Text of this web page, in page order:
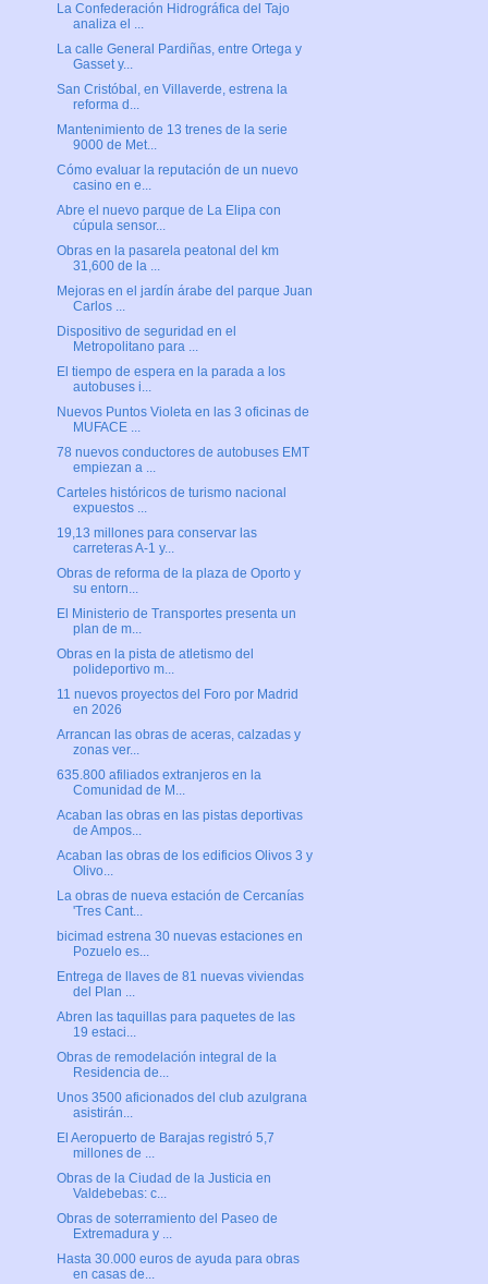
La Confederación Hidrográfica del Tajo
analiza el ...
La calle General Pardiñas, entre Ortega y
Gasset y...
San Cristóbal, en Villaverde, estrena la
reforma d...
Mantenimiento de 13 trenes de la serie
9000 de Met...
Cómo evaluar la reputación de un nuevo
casino en e...
Abre el nuevo parque de La Elipa con
cúpula sensor...
Obras en la pasarela peatonal del km
31,600 de la ...
Mejoras en el jardín árabe del parque Juan
Carlos ...
Dispositivo de seguridad en el
Metropolitano para ...
El tiempo de espera en la parada a los
autobuses i...
Nuevos Puntos Violeta en las 3 oficinas de
MUFACE ...
78 nuevos conductores de autobuses EMT
empiezan a ...
Carteles históricos de turismo nacional
expuestos ...
19,13 millones para conservar las
carreteras A-1 y...
Obras de reforma de la plaza de Oporto y
su entorn...
El Ministerio de Transportes presenta un
plan de m...
Obras en la pista de atletismo del
polideportivo m...
11 nuevos proyectos del Foro por Madrid
en 2026
Arrancan las obras de aceras, calzadas y
zonas ver...
635.800 afiliados extranjeros en la
Comunidad de M...
Acaban las obras en las pistas deportivas
de Ampos...
Acaban las obras de los edificios Olivos 3 y
Olivo...
La obras de nueva estación de Cercanías
'Tres Cant...
bicimad estrena 30 nuevas estaciones en
Pozuelo es...
Entrega de llaves de 81 nuevas viviendas
del Plan ...
Abren las taquillas para paquetes de las
19 estaci...
Obras de remodelación integral de la
Residencia de...
Unos 3500 aficionados del club azulgrana
asistirán...
El Aeropuerto de Barajas registró 5,7
millones de ...
Obras de la Ciudad de la Justicia en
Valdebebas: c...
Obras de soterramiento del Paseo de
Extremadura y ...
Hasta 30.000 euros de ayuda para obras
en casas de...